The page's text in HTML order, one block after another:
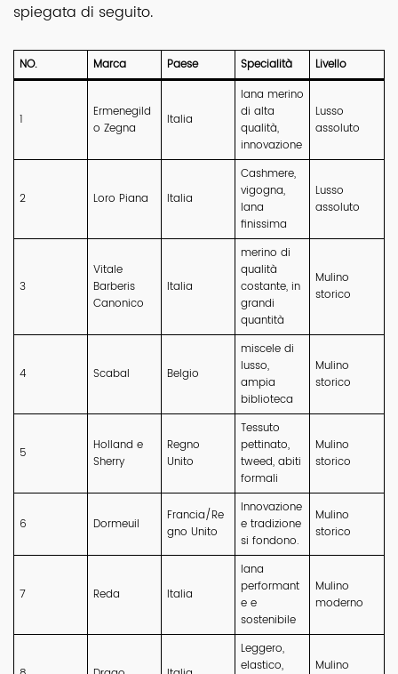
spiegata di seguito.
NO. Marca Paese Specialità Livello
1
Ermenegild
o Zegna
Italia
lana merino
di alta
qualità,
innovazione
Lusso
assoluto
2 Loro Piana Italia
Cashmere,
vigogna,
lana
finissima
Lusso
assoluto
3
Vitale
Barberis
Canonico
Italia
merino di
qualità
costante, in
grandi
quantità
Mulino
storico
4 Scabal Belgio
miscele di
lusso,
ampia
biblioteca
Mulino
storico
5
Holland e
Sherry
Regno
Unito
Tessuto
pettinato,
tweed, abiti
formali
Mulino
storico
6 Dormeuil
Francia/Re
gno Unito
Innovazione
e tradizione
si fondono.
Mulino
storico
7 Reda Italia
lana
performant
e e
sostenibile
Mulino
moderno
Leggero,
elastico,
Mulino